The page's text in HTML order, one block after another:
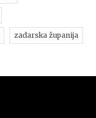
zadarska županija